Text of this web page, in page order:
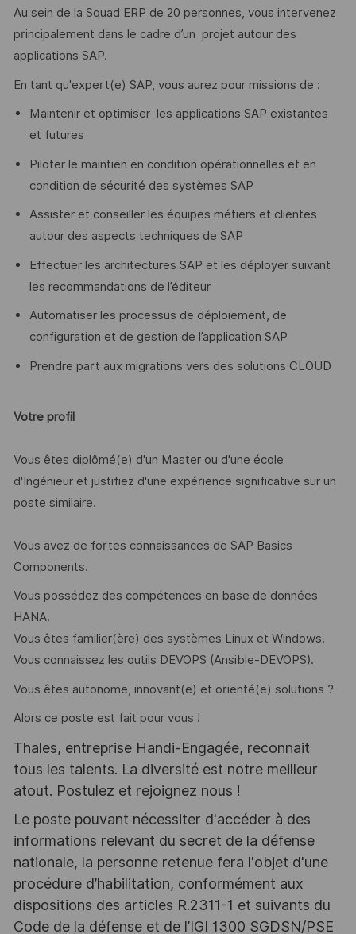
Au sein de la Squad ERP de 20 personnes, vous intervenez
principalement dans le cadre d’un projet autour des
applications SAP.
En tant qu'expert(e) SAP, vous aurez pour missions de :
Maintenir et optimiser les applications SAP existantes
et futures
Piloter le maintien en condition opérationnelles et en
condition de sécurité des systèmes SAP
Assister et conseiller les équipes métiers et clientes
autour des aspects techniques de SAP
Effectuer les architectures SAP et les déployer suivant
les recommandations de l’éditeur
Automatiser les processus de déploiement, de
configuration et de gestion de l’application SAP
Prendre part aux migrations vers des solutions CLOUD
Votre profil
Vous êtes diplômé(e) d'un Master ou d'une école
d'Ingénieur et justifiez d'une expérience significative sur un
poste similaire.
Vous avez de fortes connaissances de SAP Basics
Components.
Vous possédez des compétences en base de données
HANA.
Vous êtes familier(ère) des systèmes Linux et Windows.
Vous connaissez les outils DEVOPS (Ansible-DEVOPS).
Vous êtes autonome, innovant(e) et orienté(e) solutions ?
Alors ce poste est fait pour vous !
Thales, entreprise Handi-Engagée, reconnait
tous les talents. La diversité est notre meilleur
atout. Postulez et rejoignez nous !
Le poste pouvant nécessiter d'accéder à des
informations relevant du secret de la défense
nationale, la personne retenue fera l'objet d'une
procédure d’habilitation, conformément aux
dispositions des articles R.2311-1 et suivants du
Code de la défense et de l’IGI 1300 SGDSN/PSE